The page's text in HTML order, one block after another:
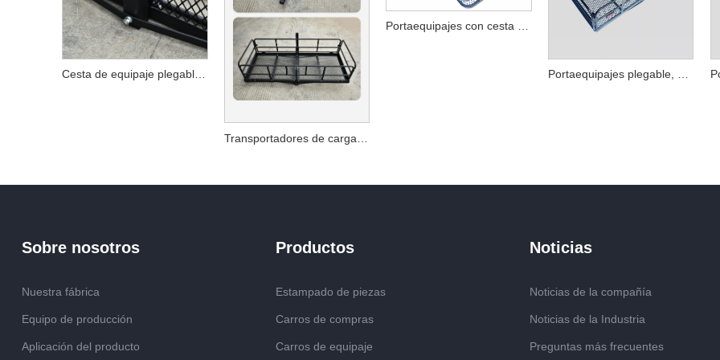
Sobre nosotros
Nuestra fábrica
Equipo de producción
Aplicación del producto
Productos
Estampado de piezas
Carros de compras
Carros de equipaje
Noticias
Noticias de la compañía
Noticias de la Industria
Preguntas más frecuentes